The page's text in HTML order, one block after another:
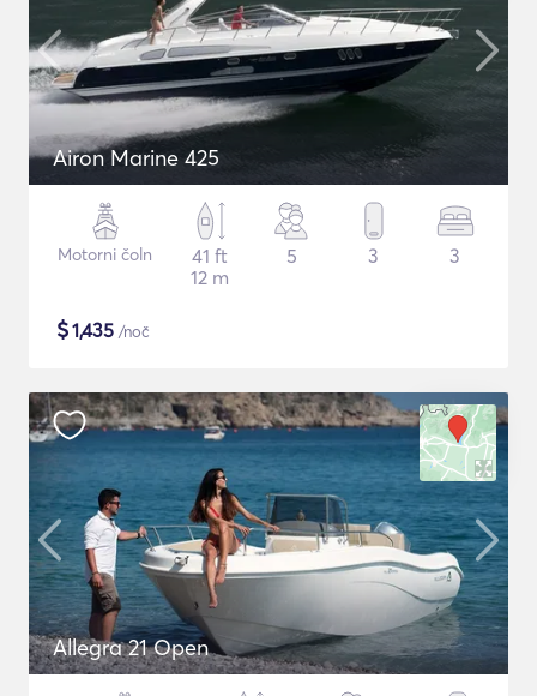
Airon Marine 425
Motorni čoln
41 ft
12 m
5 3 3
$1,435 /noč
Allegra 21 Open